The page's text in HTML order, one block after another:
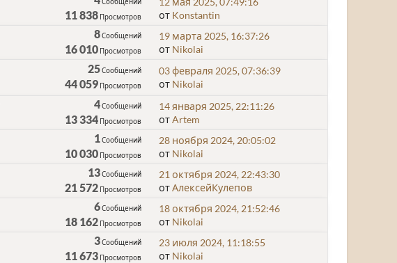
11 838 Просмотров
от Konstantin
8Сообщений
16 010 Просмотров
19 марта 2025, 16:37:26
от Nikolai
25Сообщений
44 059 Просмотров
03 февраля 2025, 07:36:39
от Nikolai
4Сообщений
13 334 Просмотров
14 января 2025, 22:11:26
отArtem
1 Сообщений
10 030 Просмотров
28 ноября 2024, 20:05:02
от Nikolai
13Сообщений
21 572 Просмотров
21 октября 2024, 22:43:30
отАлексейКулепов
6Сообщений
18 162 Просмотров
18 октября 2024, 21:52:46
от Nikolai
3Сообщений
11 673 Просмотров
23 июля 2024, 11:18:55
от Nikolai